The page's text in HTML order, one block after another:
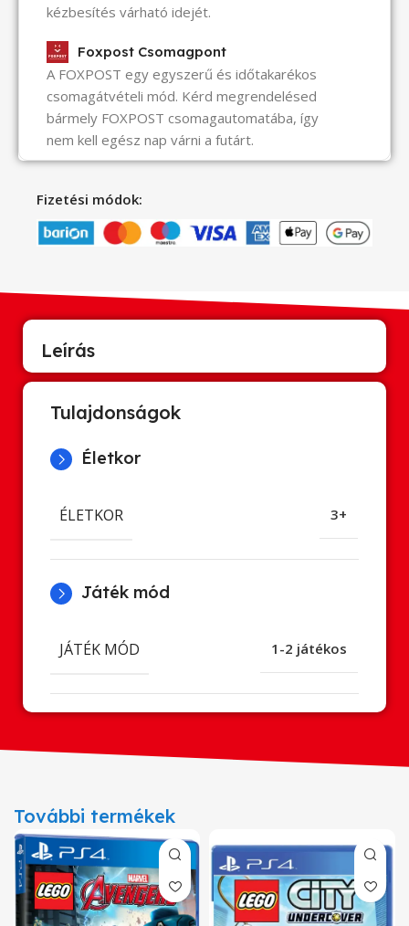
kézbesítés várható idejét.
Foxpost Csomagpont
A FOXPOST egy egyszerű és időtakarékos
csomagátvételi mód. Kérd megrendelésed
bármely FOXPOST csomagautomatába, így
nem kell egész nap várni a futárt.
Fizetési módok:
Leírás
Tulajdonságok
Életkor
ÉLETKOR 3+
Játék mód
JÁTÉK MÓD 1-2 játékos
További termékek